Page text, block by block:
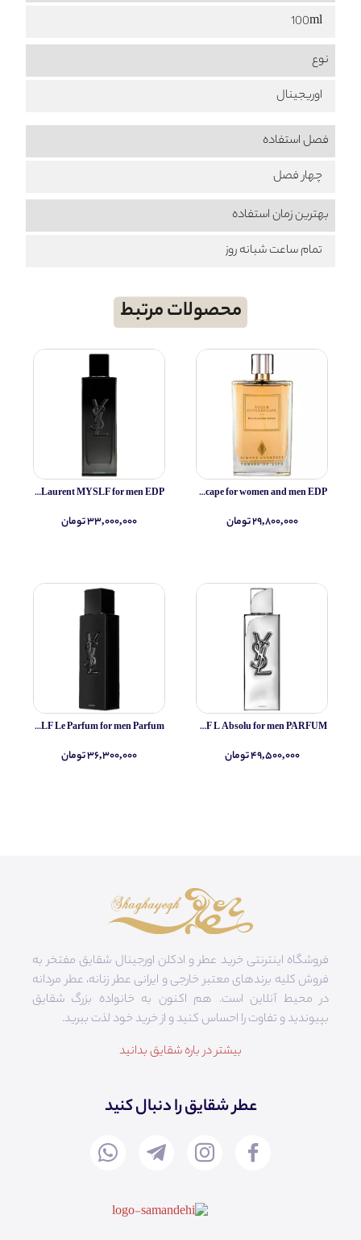
100ml
نوع
اوریجینال
فصل استفاده
چهار فصل
بهترین زمان استفاده
تمام ساعت شبانه روز
محصولات مرتبط
Simone Andreoli Tulum Junglescape for women and men EDP
۲۹,۸۰۰,۰۰۰ تومان
Yves Saint Laurent MYSLF L Absolu for men PARFUM
۴۹,۵۰۰,۰۰۰ تومان
Yves Saint Laurent MYSLF for men EDP
۳۳,۰۰۰,۰۰۰ تومان
Yves Saint Laurent MYSLF Le Parfum for men Parfum
۳۶,۳۰۰,۰۰۰ تومان
فروشگاه اینترنتی خرید عطر و ادکلن اورجینال شقایق مفتخر به
فروش کلیه برندهای معتبر خارجی و ایرانی عطر زنانه، عطر مردانه
در محیط آنلاین است. هم‌ اکنون به خانواده بزرگ شقایق
بپیوندید و تفاوت را احساس کنید و از خرید خود لذت ببرید.
بیشتر در باره شقایق بدانید
عطر شقایق را دنبال کنید